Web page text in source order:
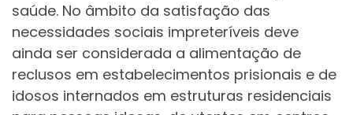
saúde. No âmbito da satisfação das
necessidades sociais impreteríveis deve
ainda ser considerada a alimentação de
reclusos em estabelecimentos prisionais e de
idosos internados em estruturas residenciais